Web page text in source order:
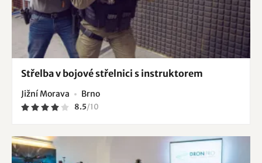
Střelba v bojové střelnici s instruktorem
Jižní Morava Brno
8.5/10